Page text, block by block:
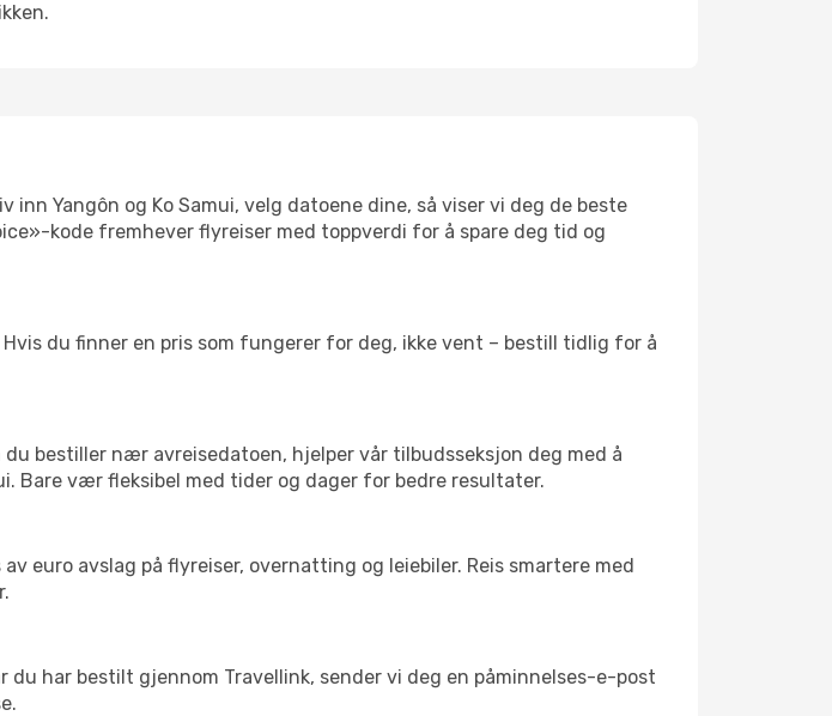
Yangôn og Ko Samui, velg datoene dine, så viser vi deg de beste
kode fremhever flyreiser med toppverdi for å spare deg tid og
du finner en pris som fungerer for deg, ikke vent – bestill tidlig for å
bestiller nær avreisedatoen, hjelper vår tilbudsseksjon deg med å
Bare vær fleksibel med tider og dager for bedre resultater.
euro avslag på flyreiser, overnatting og leiebiler. Reis smartere med
har bestilt gjennom Travellink, sender vi deg en påminnelses-e-post